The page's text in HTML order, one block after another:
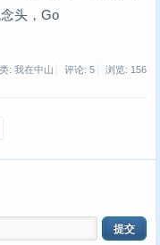
头，Go
: 我在中山 评论: 5 浏览: 156